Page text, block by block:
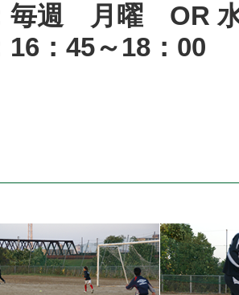
毎週 月曜 OR
16：45～18：00